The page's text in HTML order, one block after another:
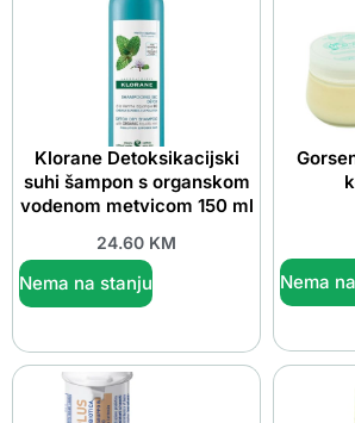
Klorane Detoksikacijski
suhi šampon s organskom
vodenom metvicom 150 ml
24.60 KM
Nema na stanju Nema